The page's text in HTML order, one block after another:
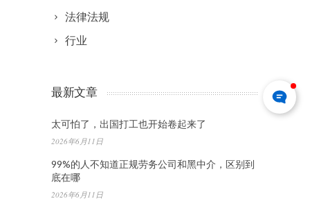
法律法规
行业
最新文章
太可怕了，出国打工也开始卷起来了
2026年6月11日
99%的人不知道正规劳务公司和黑中介，区别到
底在哪
2026年6月11日